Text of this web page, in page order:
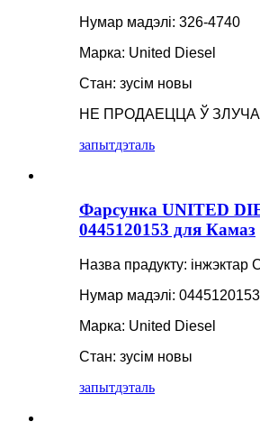
Нумар мадэлі: 326-4740
Марка: United Diesel
Стан: зусім новы
НЕ ПРОДАЕЦЦА Ў
запытдэталь
Фарсунка UNITED
0445120153 для Камаз
Назва прадукту: інжэктар
Нумар мадэлі: 0445120153
Марка: United Diesel
Стан: зусім новы
запытдэталь